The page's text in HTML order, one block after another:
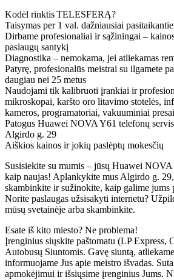
Kodėl rinktis TELESFERĄ?
Taisymas per 1 val. dažniausiai
Dirbame profesionaliai ir sąžiningai –
paslaugų santykį
Diagnostika – nemokama, jei atliekamas
Patyrę, profesionalūs meistrai su ilgamete
daugiau nei 25 metus
Naudojami tik kalibruoti įrankiai ir
mikroskopai, karšto oro litavimo stotelės,
kameros, programatoriai, vakuuminiai
Patogus Huawei NOVA Y61 telefonų
Algirdo g. 29
Aiškios kainos ir jokių paslėptų mokesčių
Susisiekite su mumis – jūsų Huawei
kaip naujas! Aplankykite mus Algirdo g.
skambinkite ir sužinokite, kaip galime jums
Norite paslaugas užsisakyti internetu?
mūsų svetainėje arba skambinkite.
Esate iš kito miesto? Ne problema!
Įrenginius siųskite paštomatu (LP Express,
Autobusų Siuntomis. Gavę siuntą,
informuojame Jus apie meistro išvadas.
apmokėjimui ir išsiųsime įrenginius Jums.